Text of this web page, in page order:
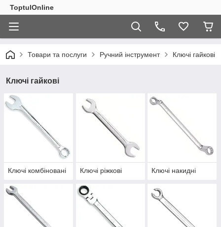
ToptulOnline
Товари та послуги Ручний інструмент Ключі гайкові
Ключі гайкові
Ключі комбіновані Ключі ріжкові Ключі накидні